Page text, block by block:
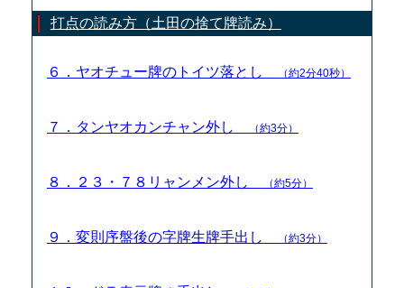
打点の読み方（土田の捨て牌読み）
６．ヤオチュー牌のトイツ落とし （約2分40秒）
７．タンヤオカンチャン外し （約3分）
８．２３・７８リャンメン外し （約5分）
９．変則序盤後の字牌生牌手出し （約3分）